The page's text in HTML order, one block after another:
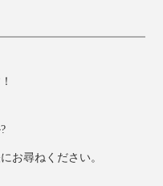
お尋ねください。